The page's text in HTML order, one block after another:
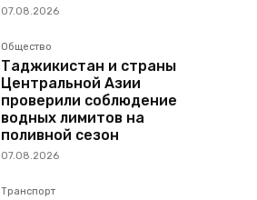
07.08.2026
Общество
Таджикистан и страны
Центральной Азии
проверили соблюдение
водных лимитов на
поливной сезон
07.08.2026
Транспорт